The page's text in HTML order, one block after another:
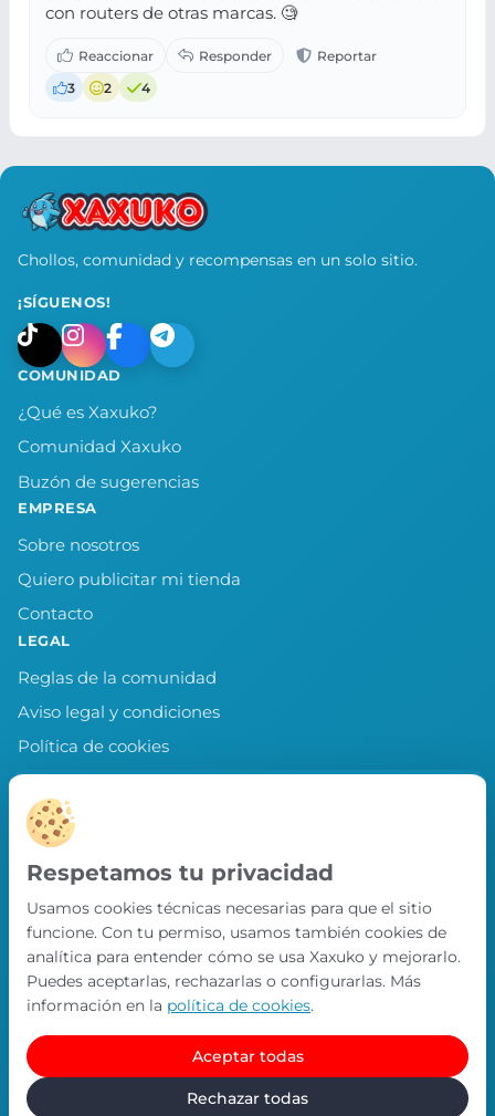
con routers de otras marcas. 🧐
3 2 4
Chollos, comunidad y recompensas en un solo sitio.
¡SÍGUENOS!
COMUNIDAD
¿Qué es Xaxuko?
Comunidad Xaxuko
Buzón de sugerencias
EMPRESA
Sobre nosotros
Quiero publicitar mi tienda
Contacto
LEGAL
Reglas de la comunidad
Aviso legal y condiciones
Política de cookies
Política de privacidad
Preferencias de cookies
LLEVA XAXUKO CONTIGO
Chollos, misiones y recompensas desde
nuestra APP.
PRÓXIMAMENTE EN
App Store
Política de privacidad
Respetamos tu privacidad
Usamos cookies técnicas necesarias para que el sitio
funcione. Con tu permiso, usamos también cookies de
analítica para entender cómo se usa Xaxuko y mejorarlo.
Puedes aceptarlas, rechazarlas o configurarlas. Más
información en la política de cookies.
Aceptar todas
Rechazar todas